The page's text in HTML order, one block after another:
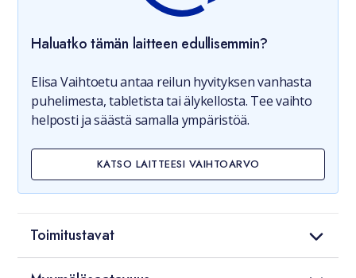
Haluatko tämän laitteen edullisemmin?
Elisa Vaihtoetu antaa reilun hyvityksen vanhasta
puhelimesta, tabletista tai älykellosta. Tee vaihto
helposti ja säästä samalla ympäristöä.
KATSO LAITTEESI VAIHTOARVO
Toimitustavat